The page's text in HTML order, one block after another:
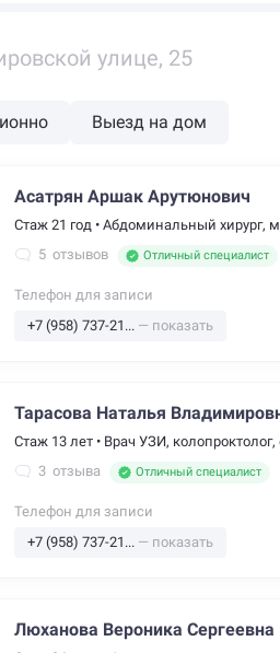
улице, 25
Выезд на дом
Асатрян Аршак Арутюнович
Стаж 21 год • Абдоминальный хирург,
5 отзывов Отличный специалист
Телефон для записи
+7 (958) 737-21... — показать
Тарасова Наталья
Стаж 13 лет • Врач УЗИ, колопроктолог,
3 отзыва Отличный специалист
Телефон для записи
+7 (958) 737-21... — показать
Люханова Вероника Сергеевна